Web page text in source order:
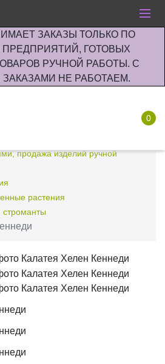
ЗАКАЗЫ ТОЛЬКО ПО
ГОТОВЫХ
РУЧНОЙ РАБОТЫ. С
НЕ РАБОТАЕМ.
0
продажа изделий ручной
растения
строманты